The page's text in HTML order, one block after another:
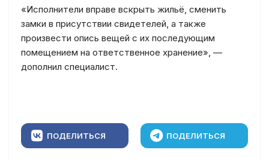
«Исполнители вправе вскрыть жильё, сменить
замки в присутствии свидетелей, а также
произвести опись вещей с их последующим
помещением на ответственное хранение», —
дополнил специалист.
ПОДЕЛИТЬСЯ ПОДЕЛИТЬСЯ